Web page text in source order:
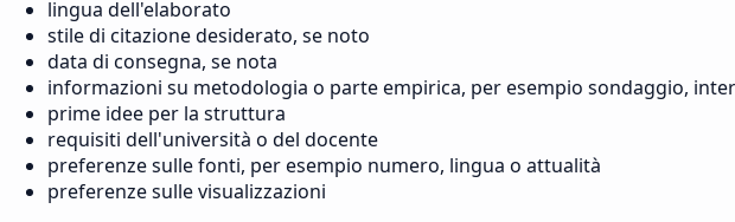
lingua dell'elaborato
stile di citazione desiderato, se noto
data di consegna, se nota
informazioni su metodologia o parte empirica, per esempio sondaggio,
prime idee per la struttura
requisiti dell'università o del docente
preferenze sulle fonti, per esempio numero, lingua o attualità
preferenze sulle visualizzazioni